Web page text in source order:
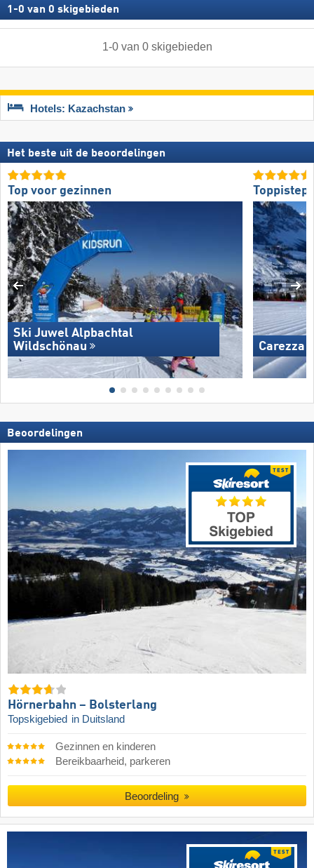
1 -0 van 0 skigebieden
1-0van 0 skigebieden
Hotels: Kazachstan
Het beste uit de beoordelingen
Top voor gezinnen
Ski Juwel Alpbachtal
Wildschönau
Carezza
Beoordelingen
Hörnerbahn – Bolsterlang
Topskigebied in Duitsland
Gezinnen en kinderen
Bereikbaarheid, parkeren
Beoordeling